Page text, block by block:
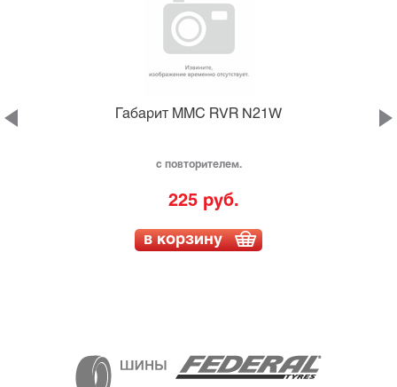
Габарит MMC RVR N21W
с повторителем.
225 руб.
в корзину